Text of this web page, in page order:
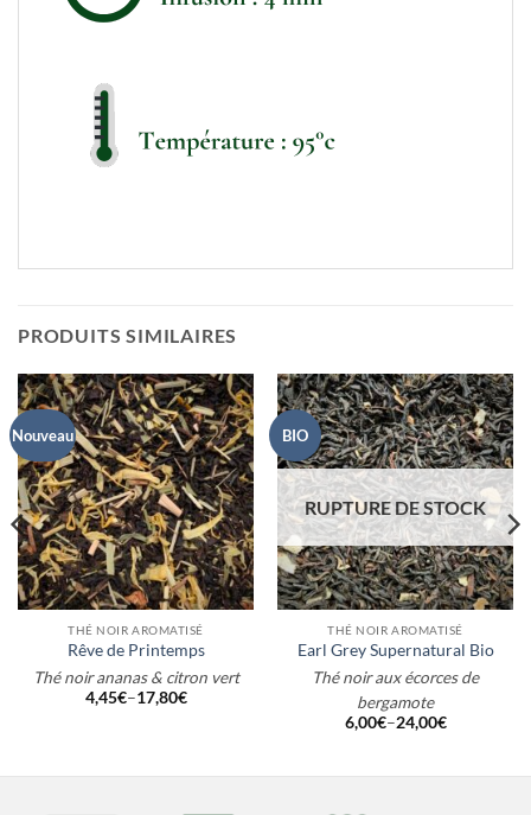
PRODUITS SIMILAIRES
Nouveau
THÉ NOIR AROMATISÉ
Rêve de Printemps
Thé noir ananas & citron vert
4,45€–17,80€
BIO
RUPTURE DE STOCK
THÉ NOIR AROMATISÉ
Earl Grey Supernatural Bio
Thé noir aux écorces de
bergamote
6,00€–24,00€